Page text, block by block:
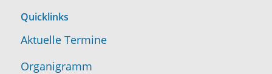
Quicklinks
Aktuelle Termine
Organigramm